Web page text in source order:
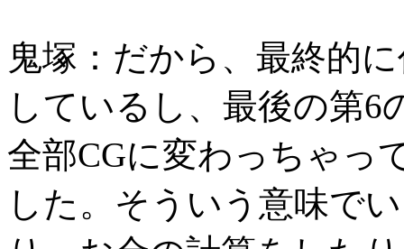
鬼塚：だから、最終的
しているし、最後の第
全部CGに変わっちゃっ
した。そういう意味で